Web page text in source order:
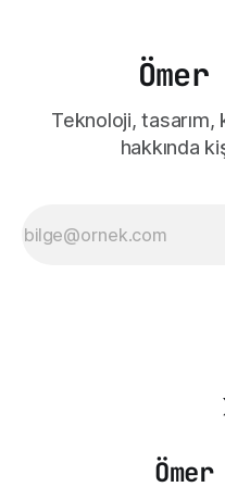
Teknoloji,
hakkında